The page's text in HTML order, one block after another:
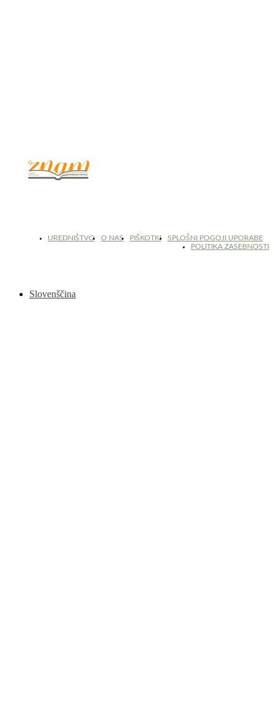
UREDNIŠTVO O NAS PIŠKOTKI
SPLOŠNI POGOJI UPORABE
POLITIKA ZASEBNOSTI
Slovenščina